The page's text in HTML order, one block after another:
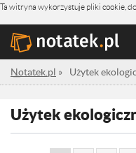
Ta witryna wykorzystuje pliki cookie,
Notatek.pl » Użytek
Użytek